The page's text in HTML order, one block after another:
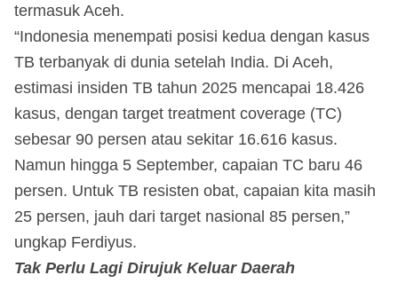
termasuk Aceh.
“Indonesia menempati posisi kedua dengan kasus
TB terbanyak di dunia setelah India. Di Aceh,
estimasi insiden TB tahun 2025 mencapai 18.426
kasus, dengan target treatment coverage (TC)
sebesar 90 persen atau sekitar 16.616 kasus.
Namun hingga 5 September, capaian TC baru 46
persen. Untuk TB resisten obat, capaian kita masih
25 persen, jauh dari target nasional 85 persen,”
ungkap Ferdiyus.
Tak Perlu Lagi Dirujuk Keluar Daerah